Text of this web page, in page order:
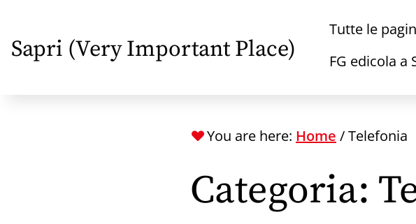
main
Sapri (Very Important Place)
Tutte le
FG edicola a
You are here: Home /Telefonia
Categoria: